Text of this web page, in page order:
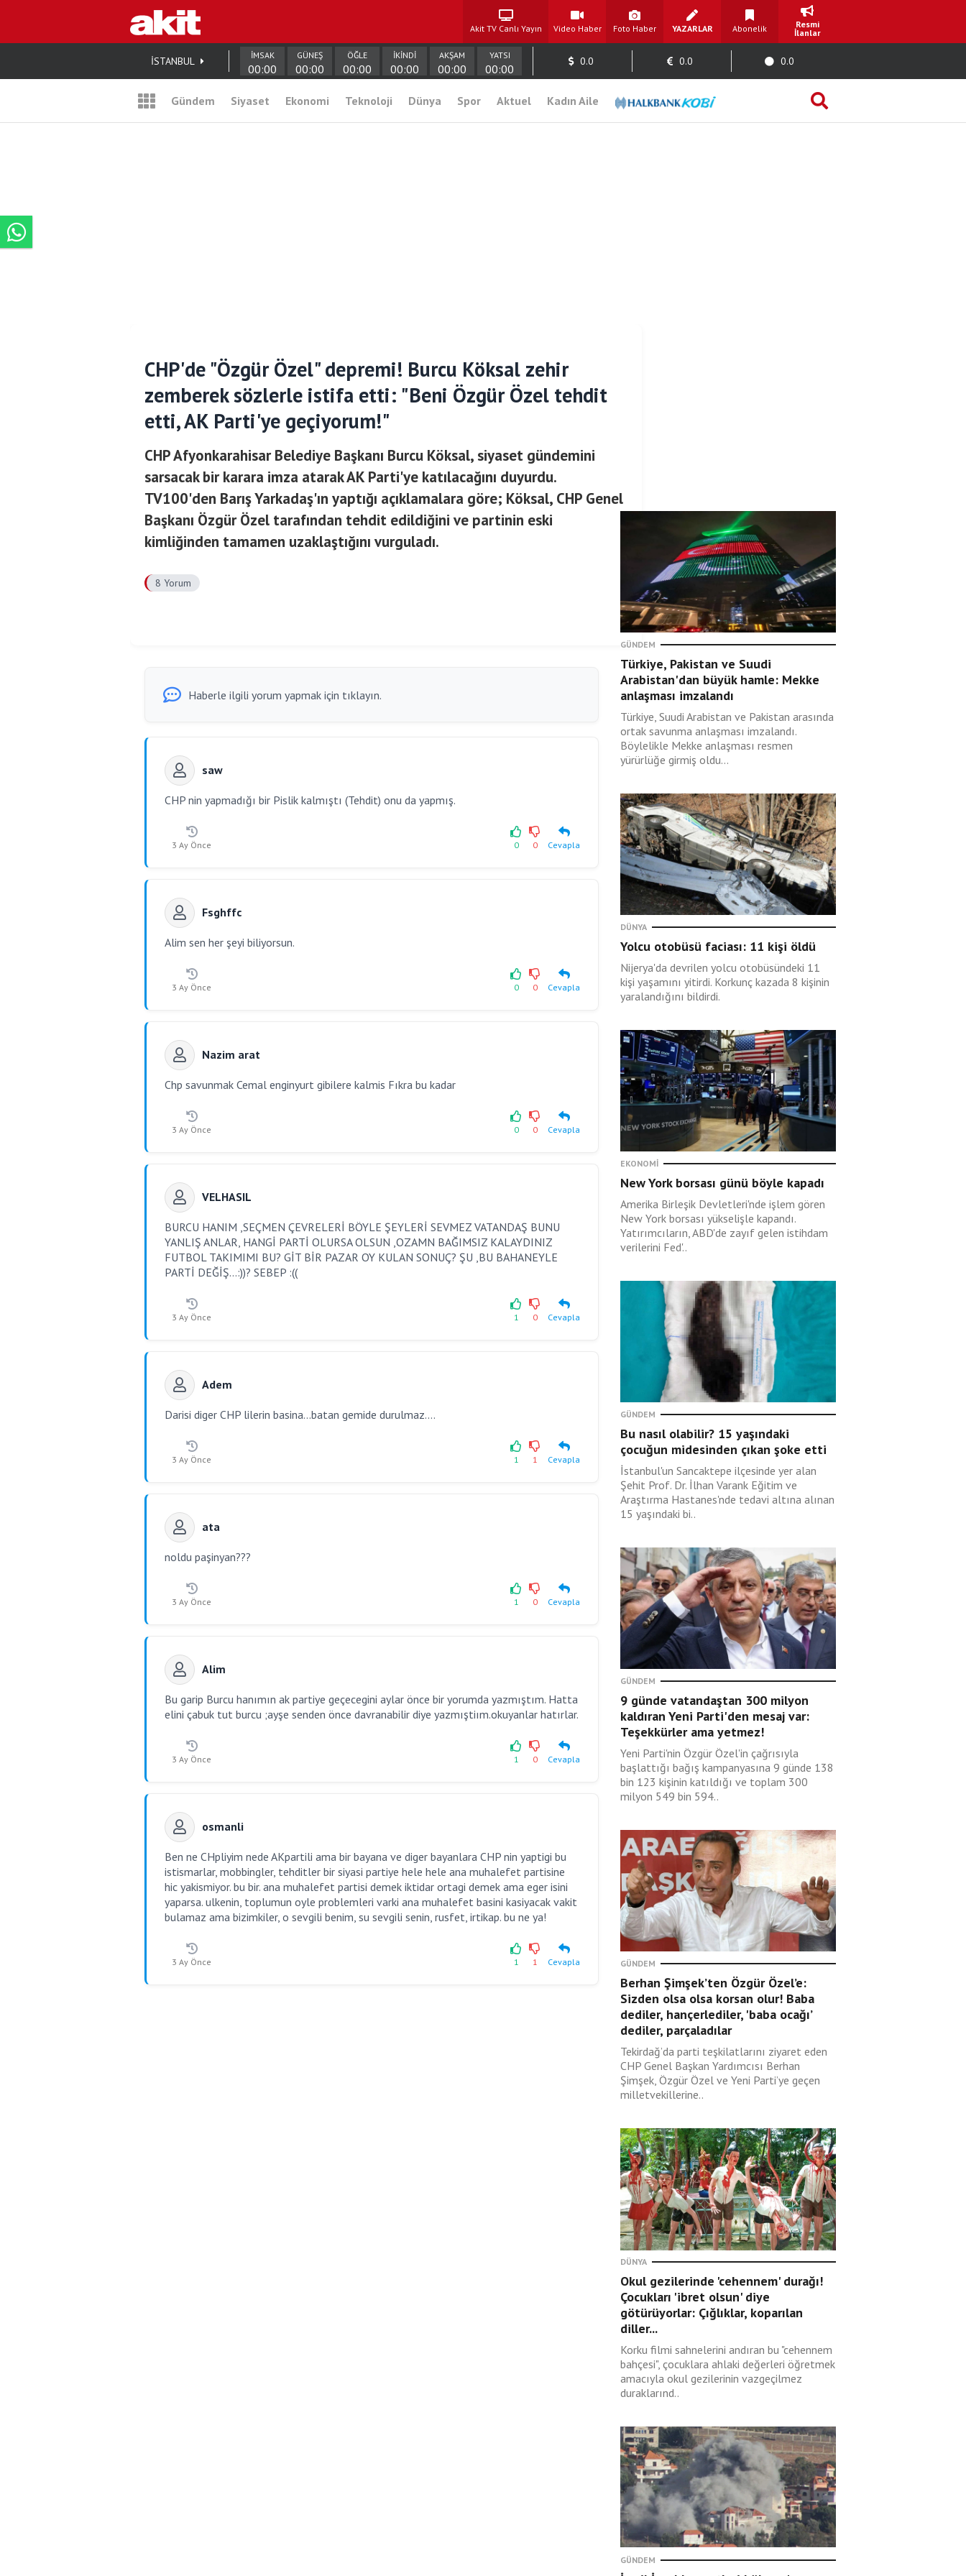
Akit TV Canlı Yayın Video Haber Foto Haber YAZARLAR Abonelik
Resmi
İlanlar
İSTANBUL İMSAK
00:00
GÜNEŞ
00:00
ÖĞLE
00:00
İKİNDİ
00:00
AKŞAM
00:00
YATSI
00:00
0.0 0.0 0.0
Gündem Siyaset Ekonomi Teknoloji Dünya Spor Aktuel Kadın Aile
CHP'de "Özgür Özel" depremi! Burcu Köksal zehir
zemberek sözlerle istifa etti: "Beni Özgür Özel tehdit
etti, AK Parti'ye geçiyorum!"
CHP Afyonkarahisar Belediye Başkanı Burcu Köksal, siyaset gündemini
sarsacak bir karara imza atarak AK Parti'ye katılacağını duyurdu.
TV100'den Barış Yarkadaş'ın yaptığı açıklamalara göre; Köksal, CHP Genel
Başkanı Özgür Özel tarafından tehdit edildiğini ve partinin eski
kimliğinden tamamen uzaklaştığını vurguladı.
8 Yorum
Haberle ilgili yorum yapmak için tıklayın.
saw
CHP nin yapmadığı bir Pislik kalmıştı (Tehdit) onu da yapmış.
3 Ay Önce 0 0 Cevapla
Fsghffc
Alim sen her şeyi biliyorsun.
3 Ay Önce 0 0 Cevapla
Nazim arat
Chp savunmak Cemal enginyurt gibilere kalmis Fıkra bu kadar
3 Ay Önce 0 0 Cevapla
VELHASIL
BURCU HANIM ,SEÇMEN ÇEVRELERİ BÖYLE ŞEYLERİ SEVMEZ VATANDAŞ BUNU
YANLIŞ ANLAR, HANGİ PARTİ OLURSA OLSUN ,OZAMN BAĞIMSIZ KALAYDINIZ
FUTBOL TAKIMIMI BU? GİT BİR PAZAR OY KULAN SONUÇ? ŞU ,BU BAHANEYLE
PARTİ DEĞİŞ...:))? SEBEP :((
3 Ay Önce 1 0 Cevapla
Adem
Darisi diger CHP lilerin basina...batan gemide durulmaz....
3 Ay Önce 1 1 Cevapla
ata
noldu paşinyan???
3 Ay Önce 1 0 Cevapla
Alim
Bu garip Burcu hanımın ak partiye geçecegini aylar önce bir yorumda yazmıştım. Hatta
elini çabuk tut burcu ;ayşe senden önce davranabilir diye yazmıştiım.okuyanlar hatırlar.
3 Ay Önce 1 0 Cevapla
osmanli
Ben ne CHpliyim nede AKpartili ama bir bayana ve diger bayanlara CHP nin yaptigi bu
istismarlar, mobbingler, tehditler bir siyasi partiye hele hele ana muhalefet partisine
hic yakismiyor. bu bir. ana muhalefet partisi demek iktidar ortagi demek ama eger isini
yaparsa. ulkenin, toplumun oyle problemleri varki ana muhalefet basini kasiyacak vakit
bulamaz ama bizimkiler, o sevgili benim, su sevgili senin, rusfet, irtikap. bu ne ya!
3 Ay Önce 1 1 Cevapla
GÜNDEM
Türkiye, Pakistan ve Suudi
Arabistan'dan büyük hamle: Mekke
anlaşması imzalandı
Türkiye, Suudi Arabistan ve Pakistan arasında
ortak savunma anlaşması imzalandı.
Böylelikle Mekke anlaşması resmen
yürürlüğe girmiş oldu...
DÜNYA
Yolcu otobüsü faciası: 11 kişi öldü
Nijerya'da devrilen yolcu otobüsündeki 11
kişi yaşamını yitirdi. Korkunç kazada 8 kişinin
yaralandığını bildirdi.
EKONOMI
New York borsası günü böyle kapadı
Amerika Birleşik Devletleri'nde işlem gören
New York borsası yükselişle kapandı.
Yatırımcıların, ABD'de zayıf gelen istihdam
verilerini Fed'..
GÜNDEM
Bu nasıl olabilir? 15 yaşındaki
çocuğun midesinden çıkan şoke etti
İstanbul'un Sancaktepe ilçesinde yer alan
Şehit Prof. Dr. İlhan Varank Eğitim ve
Araştırma Hastanes'nde tedavi altına alınan
15 yaşındaki bi..
GÜNDEM
9 günde vatandaştan 300 milyon
kaldıran Yeni Parti'den mesaj var:
Teşekkürler ama yetmez!
Yeni Parti'nin Özgür Özel'in çağrısıyla
başlattığı bağış kampanyasına 9 günde 138
bin 123 kişinin katıldığı ve toplam 300
milyon 549 bin 594..
GÜNDEM
Berhan Şimşek’ten Özgür Özel’e:
Sizden olsa olsa korsan olur! Baba
dediler, hançerlediler, 'baba ocağı’
dediler, parçaladılar
Tekirdağ’da parti teşkilatlarını ziyaret eden
CHP Genel Başkan Yardımcısı Berhan
Şimşek, Özgür Özel ve Yeni Parti’ye geçen
milletvekillerine..
DÜNYA
Okul gezilerinde 'cehennem' durağı!
Çocukları 'ibret olsun' diye
götürüyorlar: Çığlıklar, koparılan
diller...
Korku filmi sahnelerini andıran bu "cehennem
bahçesi", çocuklara ahlaki değerleri öğretmek
amacıyla okul gezilerinin vazgeçilmez
duraklarınd..
GÜNDEM